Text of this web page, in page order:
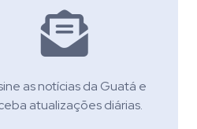
as notícias da Guatá e
atualizações diárias.